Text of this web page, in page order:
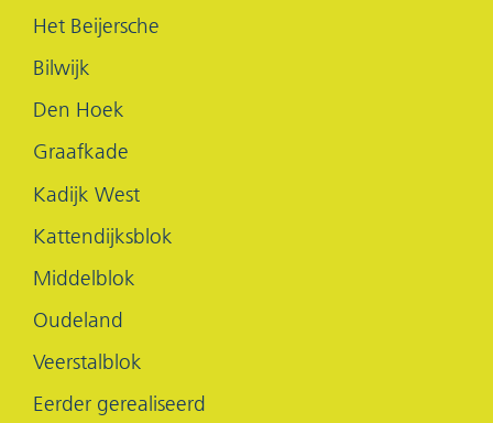
Het Beijersche
Bilwijk
Den Hoek
Graafkade
Kadijk West
Kattendijksblok
Middelblok
Oudeland
Veerstalblok
Eerder gerealiseerd